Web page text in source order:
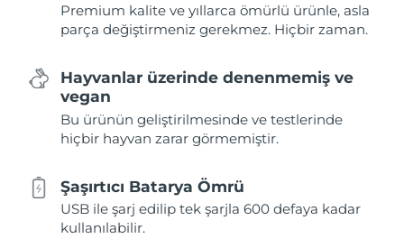
Premium kalite ve yıllarca ömürlü ürünle, asla
parça değiştirmeniz gerekmez. Hiçbir zaman.
Hayvanlar üzerinde denenmemiş ve
vegan
Bu ürünün geliştirilmesinde ve testlerinde
hiçbir hayvan zarar görmemiştir.
Şaşırtıcı Batarya Ömrü
USB ile şarj edilip tek şarjla 600 defaya kadar
kullanılabilir.